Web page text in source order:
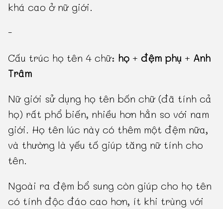
khá cao ở nữ giới.
-
Cấu trúc họ tên 4 chữ: họ +đệm phụ + Anh
Trâm
Nữ giới sử dụng họ tên bốn chữ (đã tính cả
họ) rất phổ biến, nhiều hơn hẳn so với nam
giới. Họ tên lúc này có thêm một đệm nữa,
và thường là yếu tố giúp tăng nữ tính cho
tên.
Ngoài ra đệm bổ sung còn giúp cho họ tên
có tính độc đáo cao hơn, ít khi trùng với